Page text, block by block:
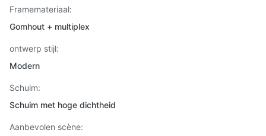
Framemateriaal:
Gomhout + multiplex
ontwerp stijl:
Modern
Schuim:
Schuim met hoge dichtheid
Aanbevolen scène: